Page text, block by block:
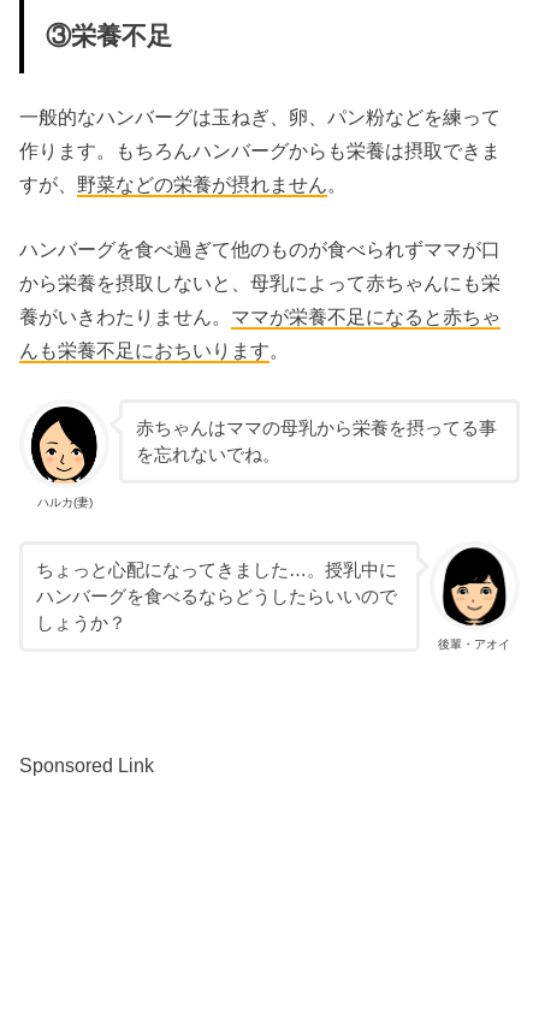
③栄養不足
一般的なハンバーグは玉ねぎ、卵、パン粉などを練って
作ります。もちろんハンバーグからも栄養は摂取できま
すが、 野菜などの栄養が摂れません。
ハンバーグを食べ過ぎて他のものが食べられずママが口
から栄養を摂取しないと、母乳によって赤ちゃんにも栄
養がいきわたりません。 ママが栄養不足になると赤ちゃ
んも栄養不足におちいります。
ハルカ(妻)
赤ちゃんはママの母乳から栄養を摂ってる事
を忘れないでね。
後輩・アオイ
ちょっと心配になってきました…。授乳中に
ハンバーグを食べるならどうしたらいいので
しょうか？
Sponsored Link